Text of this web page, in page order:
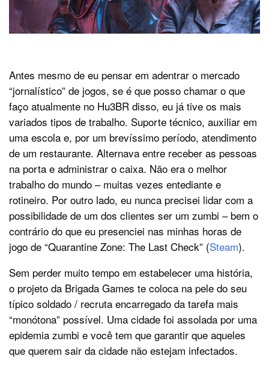
Antes mesmo de eu pensar em adentrar o mercado
“jornalístico” de jogos, se é que posso chamar o que
faço atualmente no Hu3BR disso, eu já tive os mais
variados tipos de trabalho. Suporte técnico, auxiliar em
uma escola e, por um brevíssimo período, atendimento
de um restaurante. Alternava entre receber as pessoas
na porta e administrar o caixa. Não era o melhor
trabalho do mundo – muitas vezes entediante e
rotineiro. Por outro lado, eu nunca precisei lidar com a
possibilidade de um dos clientes ser um zumbi – bem o
contrário do que eu presenciei nas minhas horas de
jogo de “Quarantine Zone: The Last Check” (Steam).
Sem perder muito tempo em estabelecer uma história,
o projeto da Brigada Games te coloca na pele do seu
típico soldado / recruta encarregado da tarefa mais
“monótona” possível. Uma cidade foi assolada por uma
epidemia zumbi e você tem que garantir que aqueles
que querem sair da cidade não estejam infectados.